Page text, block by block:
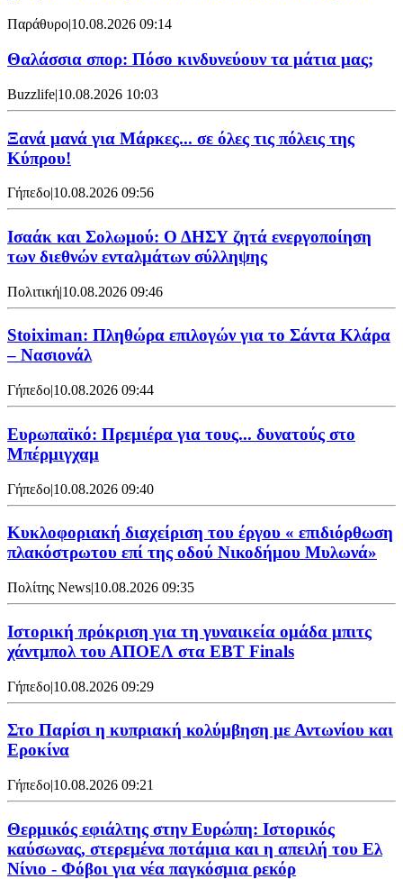
Παράθυρο|10.08.2026 09:14
Θαλάσσια σπορ: Πόσο κινδυνεύουν τα μάτια μας;
Buzzlife|10.08.2026 10:03
Ξανά μανά για Μάρκες... σε όλες τις πόλεις της
Κύπρου!
Γήπεδο|10.08.2026 09:56
Ισαάκ και Σολωμού: Ο ΔΗΣΥ ζητά ενεργοποίηση
των διεθνών ενταλμάτων σύλληψης
Πολιτική|10.08.2026 09:46
Stoiximan: Πληθώρα επιλογών για το Σάντα Κλάρα
– Νασιονάλ
Γήπεδο|10.08.2026 09:44
Ευρωπαϊκό: Πρεμιέρα για τους... δυνατούς στο
Μπέρμιγχαμ
Γήπεδο|10.08.2026 09:40
Κυκλοφοριακή διαχείριση του έργου « επιδιόρθωση
πλακόστρωτου επί της οδού Νικοδήμου Μυλωνά»
Πολίτης News|10.08.2026 09:35
Ιστορική πρόκριση για τη γυναικεία ομάδα μπιτς
χάντμπολ του ΑΠΟΕΛ στα EBT Finals
Γήπεδο|10.08.2026 09:29
Στο Παρίσι η κυπριακή κολύμβηση με Αντωνίου και
Εροκίνα
Γήπεδο|10.08.2026 09:21
Θερμικός εφιάλτης στην Ευρώπη: Ιστορικός
καύσωνας, στερεμένα ποτάμια και η απειλή του Ελ
Νίνιο - Φόβοι για νέα παγκόσμια ρεκόρ